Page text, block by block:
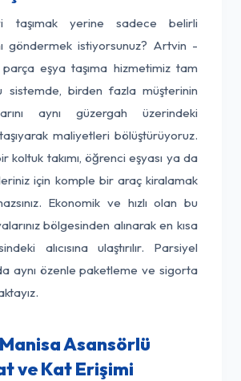
yerine sadece belirli
göndermek istiyorsunuz? Artvin -
parça eşya taşıma hizmetimiz tam
sistemde, birden fazla müşterinin
aynı güzergah üzerindeki
maliyetleri bölüştürüyoruz.
koltuk takımı, öğrenci eşyası ya da
için komple bir araç kiralamak
Ekonomik ve hızlı olan bu
bölgesinden alınarak en kısa
alıcısına ulaştırılır. Parsiyel
da aynı özenle paketleme ve sigorta
Asansörlü
ve Kat Erişimi